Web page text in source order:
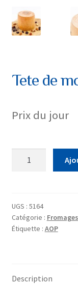
Tete de
Prix du jour
moine
suisse
UGS : 5164
Catégorie : Fromages
Étiquette : AOP
Description